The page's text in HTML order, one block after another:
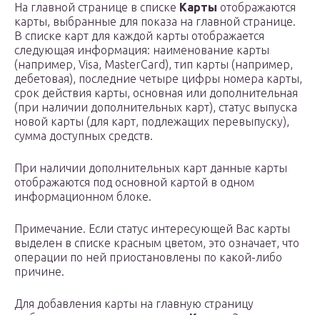
На главной странице в списке Карты отображаются
карты, выбранные для показа на главной странице.
В списке карт для каждой карты отображается
следующая информация: наименование карты
(например, Visa, MasterCard), тип карты (например,
дебетовая), последние четыре цифры номера карты,
срок действия карты, основная или дополнительная
(при наличии дополнительных карт), статус выпуска
новой карты (для карт, подлежащих перевыпуску),
сумма доступных средств.
При наличии дополнительных карт данные карты
отображаются под основной картой в одном
информационном блоке.
Примечание. Если статус интересующей Вас карты
выделен в списке красным цветом, это означает, что
операции по ней приостановлены по какой-либо
причине.
Для добавления карты на главную страницу